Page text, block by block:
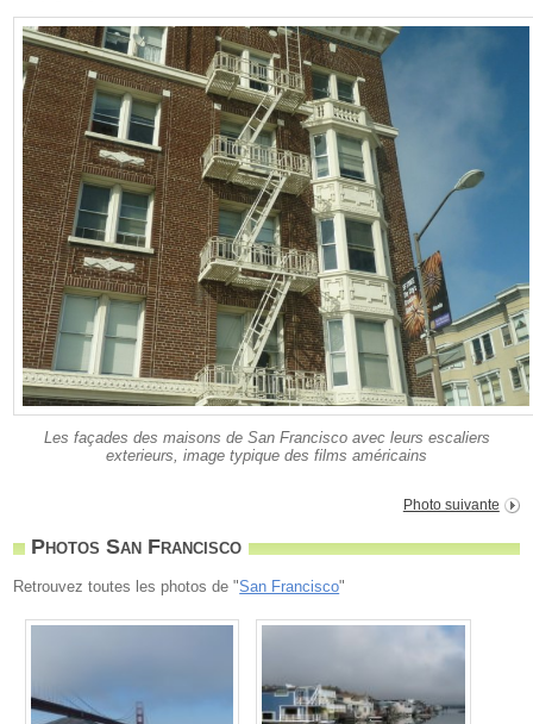
Les façades des maisons de San Francisco avec leurs escaliers
exterieurs, image typique des films américains
Photo suivante
Photos San Francisco
Retrouvez toutes les photos de "San Francisco"